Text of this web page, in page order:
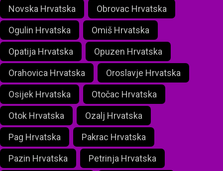
Novska Hrvatska Obrovac Hrvatska
Ogulin Hrvatska Omiš Hrvatska
Opatija Hrvatska Opuzen Hrvatska
Orahovica Hrvatska Oroslavje Hrvatska
Osijek Hrvatska Otočac Hrvatska
Otok Hrvatska Ozalj Hrvatska
Pag Hrvatska Pakrac Hrvatska
Pazin Hrvatska Petrinja Hrvatska